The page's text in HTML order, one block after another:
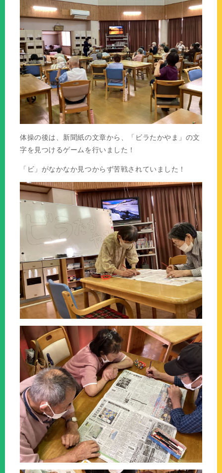
体操の後は、新聞紙の文章から、「ビラたかやま」の文
字を見つけるゲームを行いました！
「ビ」がなかなか見つからず苦戦されていました！